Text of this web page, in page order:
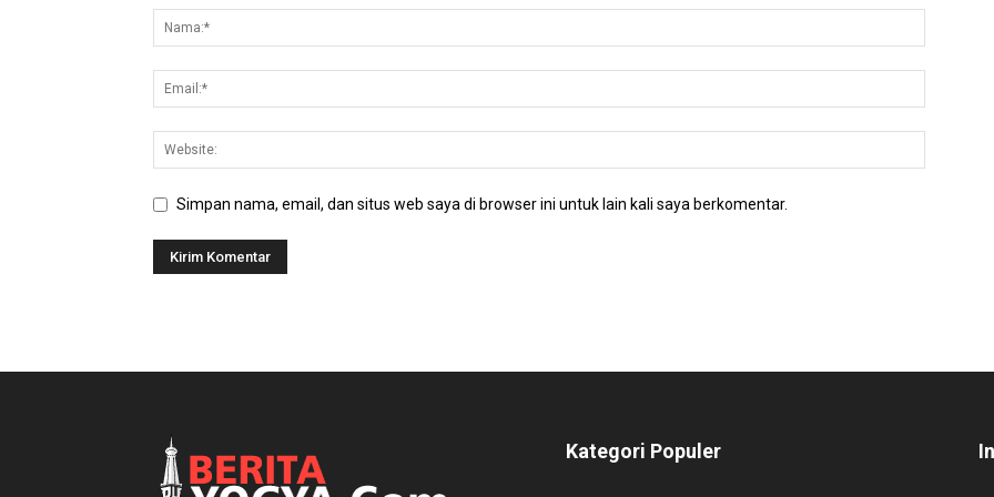
Simpan nama, email, dan situs web saya di browser ini untuk lain kali saya berkomentar.
Kategori Populer